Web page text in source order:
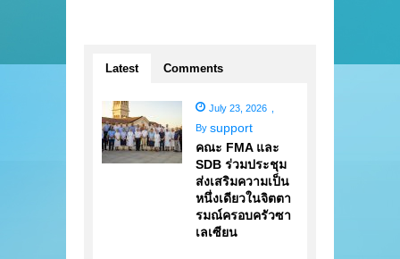
Latest Comments
July 23, 2026
By support
คณะ FMA และ
SDB ร่วมประชุม
ส่งเสริมความเป็น
หนึ่งเดียวในจิตตา
รมณ์ครอบครัวซา
เลเซียน